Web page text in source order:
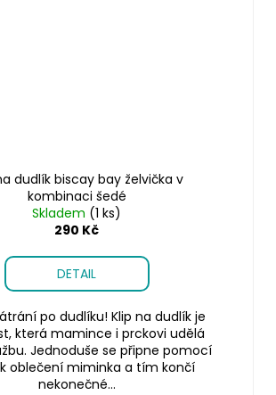
dudlík biscay bay želvička v
kombinaci šedé
Skladem (1 ks)
290 Kč
DETAIL
po dudlíku! Klip na dudlík je
která mamince i prckovi udělá
Jednoduše se připne pomocí
oblečení miminka a tím končí
nekonečné...